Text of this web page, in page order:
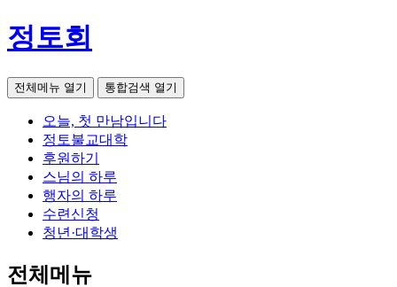
정토회
전체메뉴 열기 통합검색 열기
오늘, 첫 만남입니다
정토불교대학
후원하기
스님의 하루
행자의 하루
수련신청
청년·대학생
전체메뉴